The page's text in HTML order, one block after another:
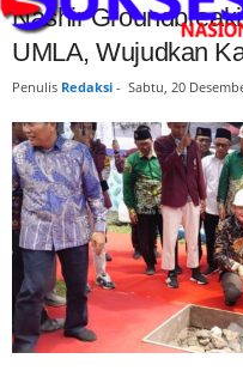
Nashir
UMLA, Wujudkan
Penulis Redaksi - Sabtu, 20